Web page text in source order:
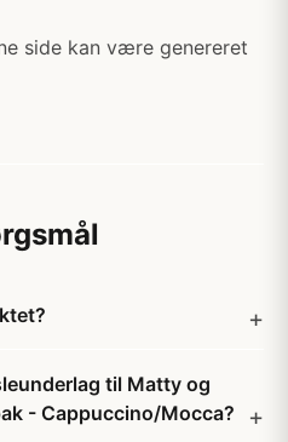
side kan være genereret
til Matty og
- Cappuccino/Mocca?